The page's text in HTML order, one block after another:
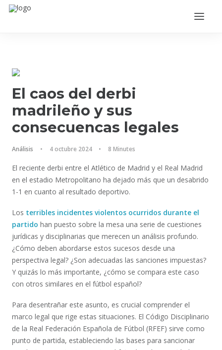
El caos del derbi
madrileño y sus
consecuencas legales
Análisis • 4 octubre 2024 • 8 Minutes
El reciente derbi entre el Atlético de Madrid y el Real Madrid
en el estadio Metropolitano ha dejado más que un desabrido
1-1 en cuanto al resultado deportivo.
Los terribles incidentes violentos ocurridos durante el
partido han puesto sobre la mesa una serie de cuestiones
jurídicas y disciplinarias que merecen un análisis profundo.
¿Cómo deben abordarse estos sucesos desde una
perspectiva legal? ¿Son adecuadas las sanciones impuestas?
Y quizás lo más importante, ¿cómo se compara este caso
con otros similares en el fútbol español?
Para desentrañar este asunto, es crucial comprender el
marco legal que rige estas situaciones. El Código Disciplinario
de la Real Federación Española de Fútbol (RFEF) sirve como
punto de partida, estableciendo las bases para sancionar